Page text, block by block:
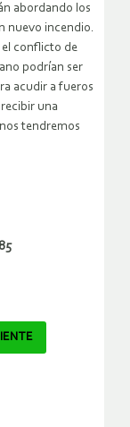
abordando los
nuevo incendio.
el conflicto de
podrían ser
acudir a fueros
una
tendremos